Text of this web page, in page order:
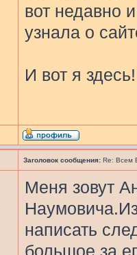
вот недавно
узнала о
И вот я здесь!
Заголовок сообщения: Re: Всем
Меня зовут
написать
большое за